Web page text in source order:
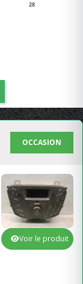
28
OCCASION
Voir le produit